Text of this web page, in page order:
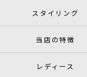
スタイリング
当店の特徴
レディース